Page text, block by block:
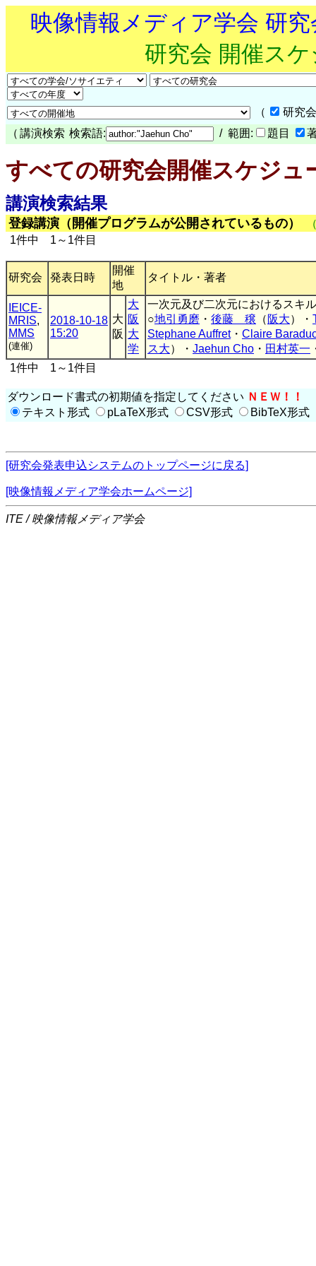
映像情報メディア学会 研
研究会 開催ス
（
研究
（ 講演検索 検索語: / 範囲: 題目
すべての研究会開催スケジュ
講演検索結果
登録講演（開催プログラムが公開されているもの）
1件中 1～1件目
研究会 発表日時
開催
地
タイトル・著者
IEICE-
MRIS,
MMS
(連催)
2018-10-18
15:20
大
阪
大
阪
大
学
一次元及び二次元におけるスキ
○地引勇磨 ・ 後藤 穣 （ 阪大）・
Stephane Auffret・ Claire
ス大）・ Jaehun Cho ・ 田村英一
1件中 1～1件目
ダウンロード書式の初期値を指定してください ＮＥＷ！！
テキスト形式
pLaTeX形式 CSV形式 BibTeX形式
[研究会発表申込システムのトップページに戻る]
[映像情報メディア学会ホームページ]
ITE / 映像情報メディア学会